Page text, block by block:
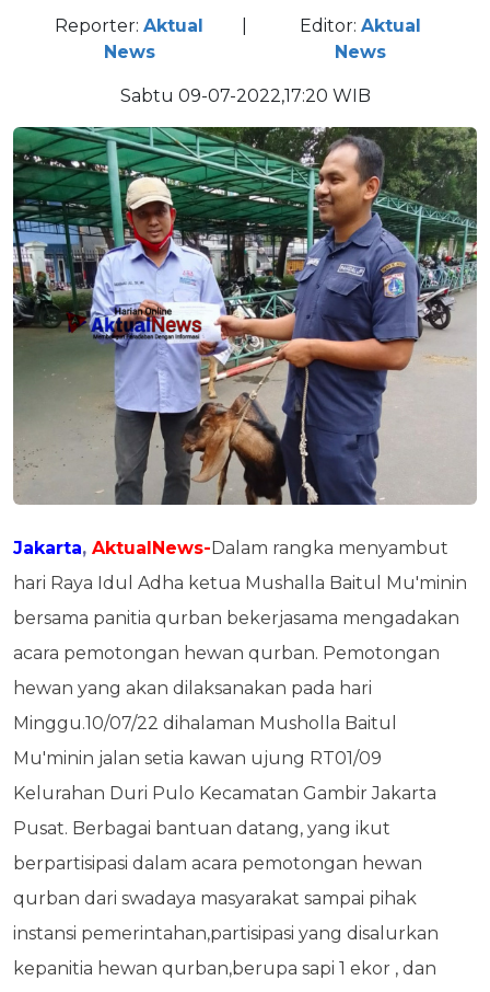
Reporter: Aktual
News
Editor:Aktual
News
Sabtu 09-07-2022,17:20 WIB
Jakarta, AktualNews- Dalam rangka menyambut
hari Raya Idul Adha ketua Mushalla Baitul Mu'minin
bersama panitia qurban bekerjasama mengadakan
acara pemotongan hewan qurban. Pemotongan
hewan yang akan dilaksanakan pada hari
Minggu.10/07/22 dihalaman Musholla Baitul
Mu'minin jalan setia kawan ujung RT01/09
Kelurahan Duri Pulo Kecamatan Gambir Jakarta
Pusat. Berbagai bantuan datang, yang ikut
berpartisipasi dalam acara pemotongan hewan
qurban dari swadaya masyarakat sampai pihak
instansi pemerintahan,partisipasi yang disalurkan
kepanitia hewan qurban,berupa sapi 1 ekor , dan